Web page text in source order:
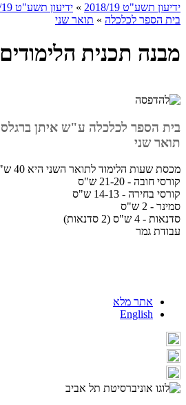
ידיעון תשע"ט 2018/19 » ידיעון תשע"ט 2018/19
בית הספר לכלכלה » תואר שני
מבנה תכנית הלימודים
בית הספר לכלכלה ע"ש איתן ברגלס
תואר שני
מכסת שעות הלימוד לתואר השני היא 40 ש"ס, כמפורט להלן:
קורסי חובה - 21-20 ש"ס
קורסי בחירה - 14-13 ש"ס
סמינר - 2 ש"ס
סדנאות - 4 ש"ס (2 סדנאות)
עבודת גמר
אתר מלא
English